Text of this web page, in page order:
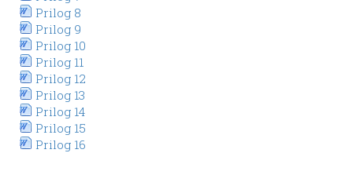
Prilog 8
Prilog 9
Prilog 10
Prilog 11
Prilog 12
Prilog 13
Prilog 14
Prilog 15
Prilog 16